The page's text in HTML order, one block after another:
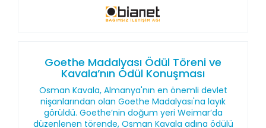
Goethe Madalyası Ödül Töreni ve
Kavala’nın Ödül Konuşması
Osman Kavala, Almanya'nın en önemli devlet
nişanlarından olan Goethe Madalyası'na layık
görüldü. Goethe’nin doğum yeri Weimar’da
düzenlenen törende, Osman Kavala adına ödülü